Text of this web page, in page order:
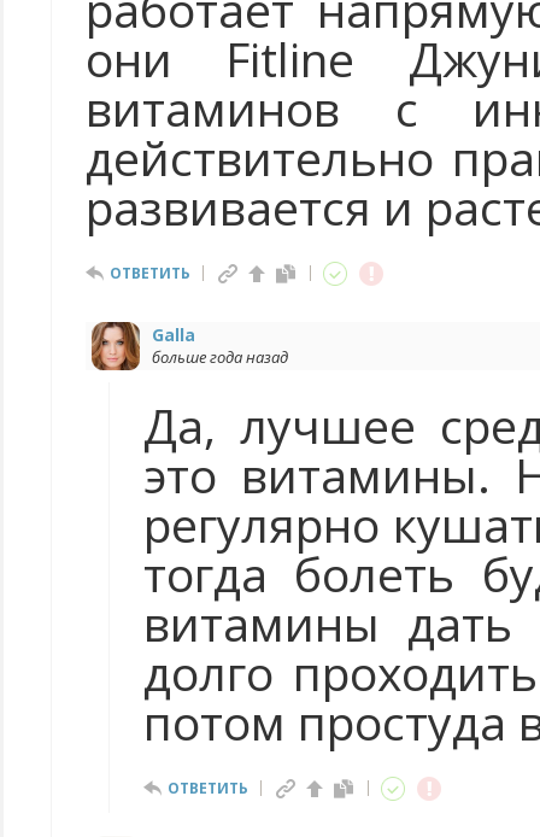
они Fitline
витаминов с
действительно
развивается и
ОТВЕТИТЬ
Galla
больше года назад
Да, лучшее
это витамины.
регулярно
тогда болеть
витамины
долго
потом простуда
ОТВЕТИТЬ